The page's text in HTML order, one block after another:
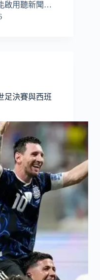
啟用聽新聞…
足決賽與西班